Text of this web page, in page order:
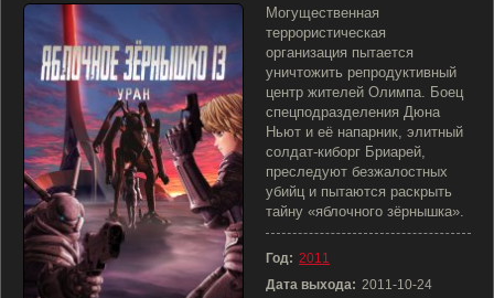
Могущественная
террористическая
организация пытается
уничтожить репродуктивный
центр жителей Олимпа. Боец
спецподразделения Дюна
Ньют и её напарник, элитный
солдат-киборг Бриарей,
преследуют безжалостных
убийц и пытаются раскрыть
тайну «яблочного зёрнышка».
Год: 2011
Дата выхода: 2011-10-24